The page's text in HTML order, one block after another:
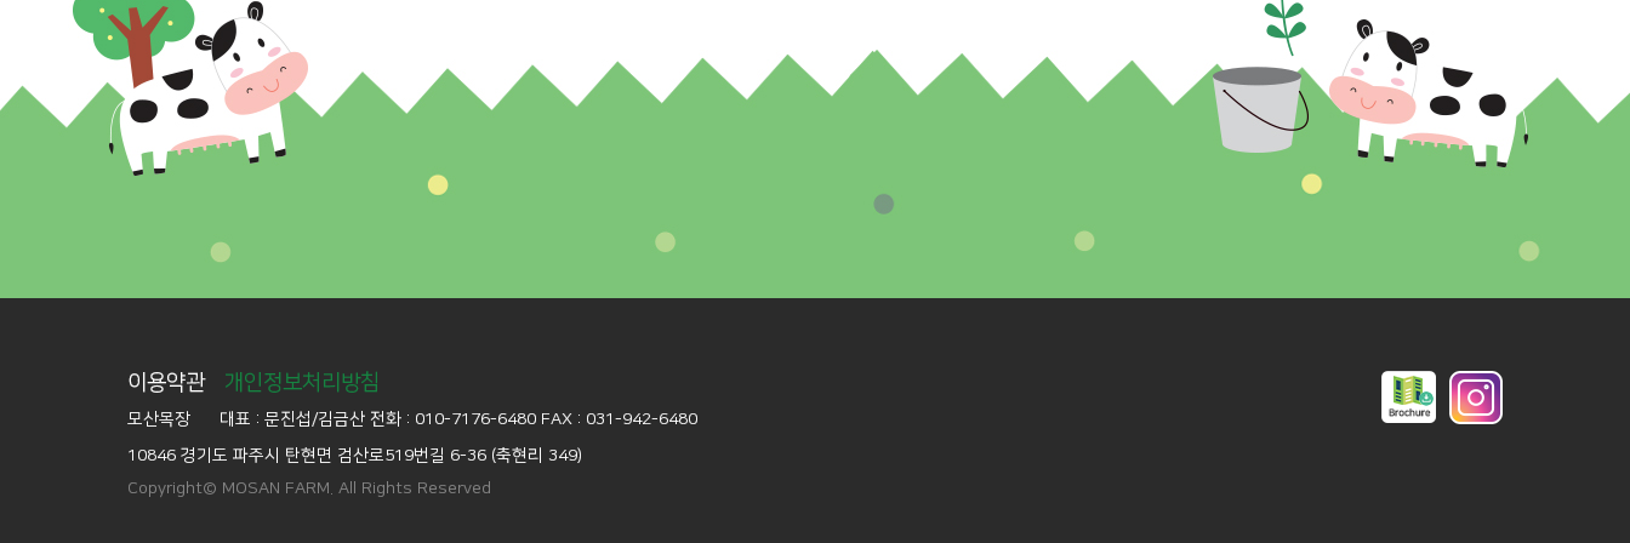
이용약관 개인정보처리방침
모산목장 대표 : 문진섭/김금산 전화 : 010-7176-6480 FAX : 031-942-6480
10846 경기도 파주시 탄현면 검산로519번길 6-36 (축현리 349)
Copyright© MOSAN FARM. All Rights Reserved